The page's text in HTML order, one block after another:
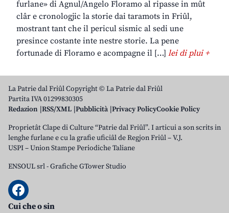
furlane» di Agnul/Angelo Floramo al ripasse in mût
clâr e cronologjic la storie dai taramots in Friûl,
mostrant tant che il pericul sismic al sedi une
presince costante inte nestre storie. La pene
fortunade di Floramo e acompagne il […] lei di plui +
La Patrie dal Friûl Copyright © La Patrie dal Friûl
Partita IVA 01299830305
Redazion RSS/XML Pubblicità Privacy PolicyCookie Policy
Proprietât Clape di Culture “Patrie dal Friûl”. I articui a son scrits in
lenghe furlane e cu la grafie uficiâl de Regjon Friûl – V.J.
USPI – Union Stampe Periodiche Taliane
ENSOUL srl-Grafiche GTower Studio
Cui che o sin